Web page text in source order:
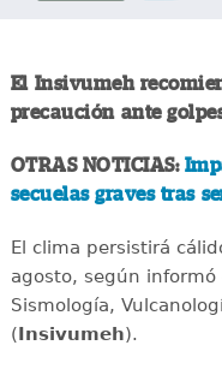
El Insivumeh
precaución ante
OTRAS NOTICIAS:
secuelas graves tras
El clima persistirá
agosto, según
Sismología,
(Insivumeh).